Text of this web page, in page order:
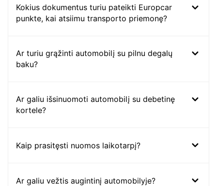
Kokius dokumentus turiu pateikti Europcar
punkte, kai atsiimu transporto priemonę?
Ar turiu grąžinti automobilį su pilnu degalų
baku?
Ar galiu išsinuomoti automobilį su debetinę
kortele?
Kaip prasitęsti nuomos laikotarpį?
Ar galiu vežtis augintinį automobilyje?